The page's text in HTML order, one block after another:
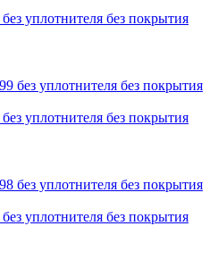
уплотнителя без покрытия
уплотнителя без покрытия
уплотнителя без покрытия